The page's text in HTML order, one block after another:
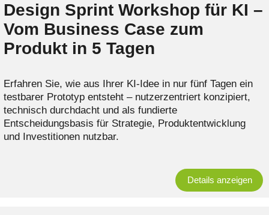
Design Sprint Workshop für KI –
Vom Business Case zum
Produkt in 5 Tagen
Erfahren Sie, wie aus Ihrer KI-Idee in nur fünf Tagen ein
testbarer Prototyp entsteht – nutzerzentriert konzipiert,
technisch durchdacht und als fundierte
Entscheidungsbasis für Strategie, Produktentwicklung
und Investitionen nutzbar.
Details anzeigen